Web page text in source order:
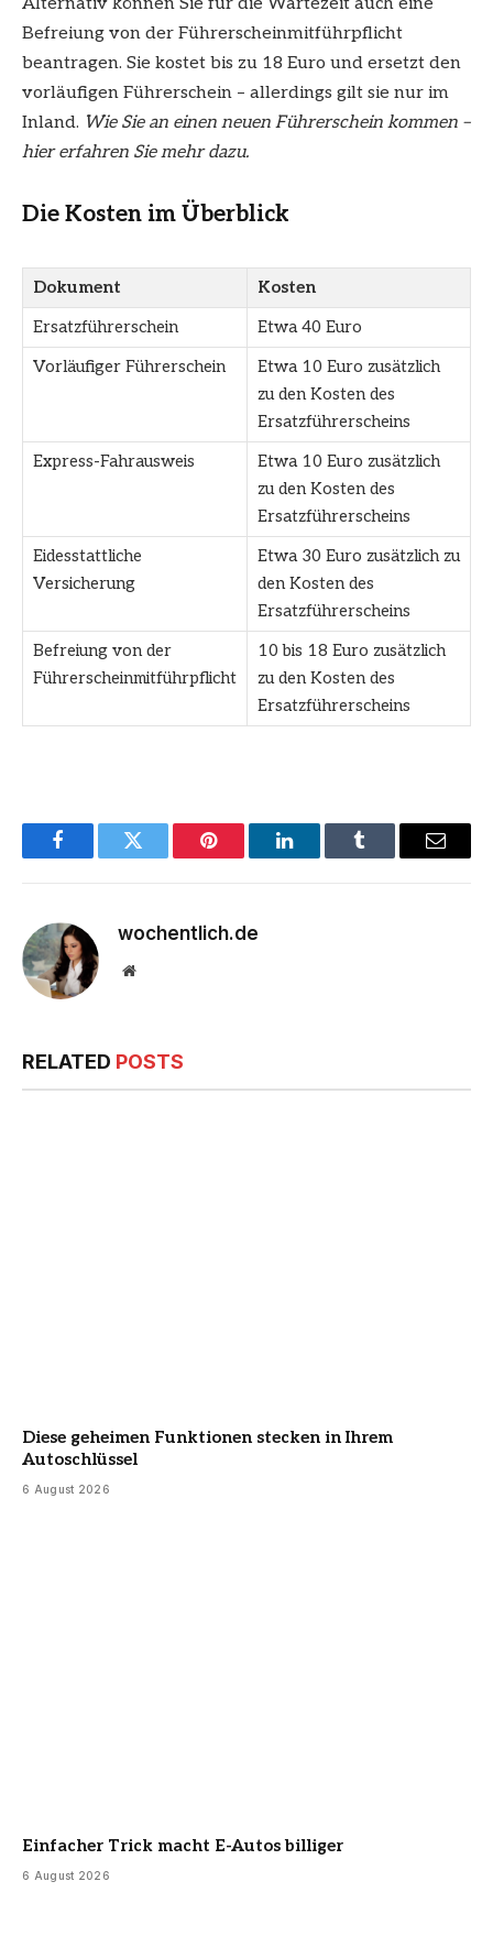
Befreiung von der Führerscheinmitführpflicht
beantragen. Sie kostet bis zu 18 Euro und ersetzt den
vorläufigen Führerschein – allerdings gilt sie nur im
Inland. Wie Sie an einen neuen Führerschein kommen –
hier erfahren Sie mehr dazu.
Die Kosten im Überblick
Dokument
Kosten
Ersatzführerschein
Etwa 40 Euro
Vorläufiger Führerschein
Etwa 10 Euro zusätzlich
zu den Kosten des
Ersatzführerscheins
Express-Fahrausweis
Etwa 10 Euro zusätzlich
zu den Kosten des
Ersatzführerscheins
Eidesstattliche
Versicherung
Etwa 30 Euro zusätzlich zu
den Kosten des
Ersatzführerscheins
Befreiung von der
Führerscheinmitführpflicht
10 bis 18 Euro zusätzlich
zu den Kosten des
Ersatzführerscheins
FacebookTwitter Pinterest LinkedInTumblr Email
wochentlich.de
Website
RELATED POSTS
Diese geheimen Funktionen stecken in Ihrem
Autoschlüssel
6 August 2026
Einfacher Trick macht E-Autos billiger
6 August 2026